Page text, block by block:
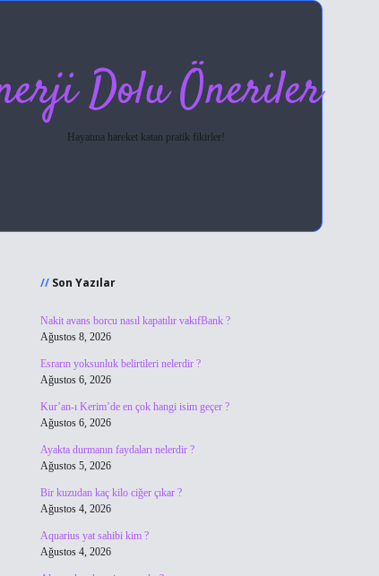
Dolu Öneriler
Hayatına hareket katan pratik fikirler!
Son Yazılar
Nakit avans borcu nasıl kapatılır vakıfBank ?
Ağustos 8, 2026
Esrarın yoksunluk belirtileri nelerdir ?
Ağustos 6, 2026
Kur’an-ı Kerim’de en çok hangi isim geçer ?
Ağustos 6, 2026
Ayakta durmanın faydaları nelerdir ?
Ağustos 5, 2026
Bir kuzudan kaç kilo ciğer çıkar ?
Ağustos 4, 2026
Aquarius yat sahibi kim ?
Ağustos 4, 2026